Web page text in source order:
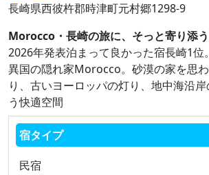
長崎県西彼杵郡時津町元村郷1298‐9
Morocco・長崎の旅に、そっと寄り添
2026年発表泊まって良かった宿長崎1位
異国の隠れ家Morocco。砂漠の家を思
り、古いヨーロッパの灯り、地中海沿
う快適空間
宿タイプ
民宿